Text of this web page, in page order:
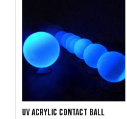
UV Acrylic Contact Ball